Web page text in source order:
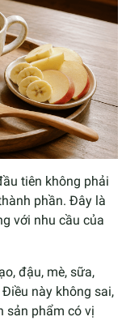
tiên không phải
phần. Đây là
với nhu cầu của
đậu, mè, sữa,
này không sai,
sản phẩm có vị